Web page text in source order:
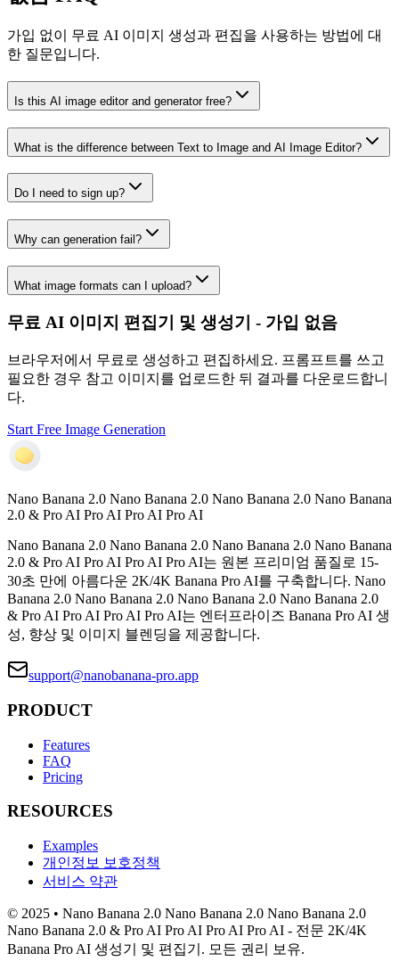
가입 없이 무료 AI 이미지 생성과 편집을 사용하는 방법에 대
한 질문입니다.
Is this AI image editor and generator free?
What is the difference between Text to Image and AI Image Editor?
Do I need to sign up?
Why can generation fail?
What image formats can I upload?
무료 AI 이미지 편집기 및 생성기 - 가입 없음
브라우저에서 무료로 생성하고 편집하세요. 프롬프트를 쓰고
필요한 경우 참고 이미지를 업로드한 뒤 결과를 다운로드합니
다.
Start Free Image Generation
Nano Banana 2.0 Nano Banana 2.0 Nano Banana 2.0 Nano Banana
2.0 & Pro AI Pro AI Pro AI Pro AI
Nano Banana 2.0 Nano Banana 2.0 Nano Banana 2.0 Nano Banana
2.0 & Pro AI Pro AI Pro AI Pro AI는 원본 프리미엄 품질로 15-
30초 만에 아름다운 2K/4K Banana Pro AI를 구축합니다. Nano
Banana 2.0 Nano Banana 2.0 Nano Banana 2.0 Nano Banana 2.0
& Pro AI Pro AI Pro AI Pro AI는 엔터프라이즈 Banana Pro AI 생
성, 향상 및 이미지 블렌딩을 제공합니다.
support@nanobanana-pro.app
PRODUCT
Features
FAQ
Pricing
RESOURCES
Examples
개인정보 보호정책
서비스 약관
© 2025 • Nano Banana 2.0 Nano Banana 2.0 Nano Banana 2.0
Nano Banana 2.0 & Pro AI Pro AI Pro AI Pro AI - 전문 2K/4K
Banana Pro AI 생성기 및 편집기. 모든 권리 보유.